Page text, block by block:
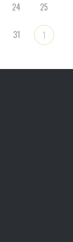
24 25
31 1